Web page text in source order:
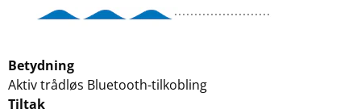
Betydning
Aktiv trådløs Bluetooth-tilkobling
Tiltak